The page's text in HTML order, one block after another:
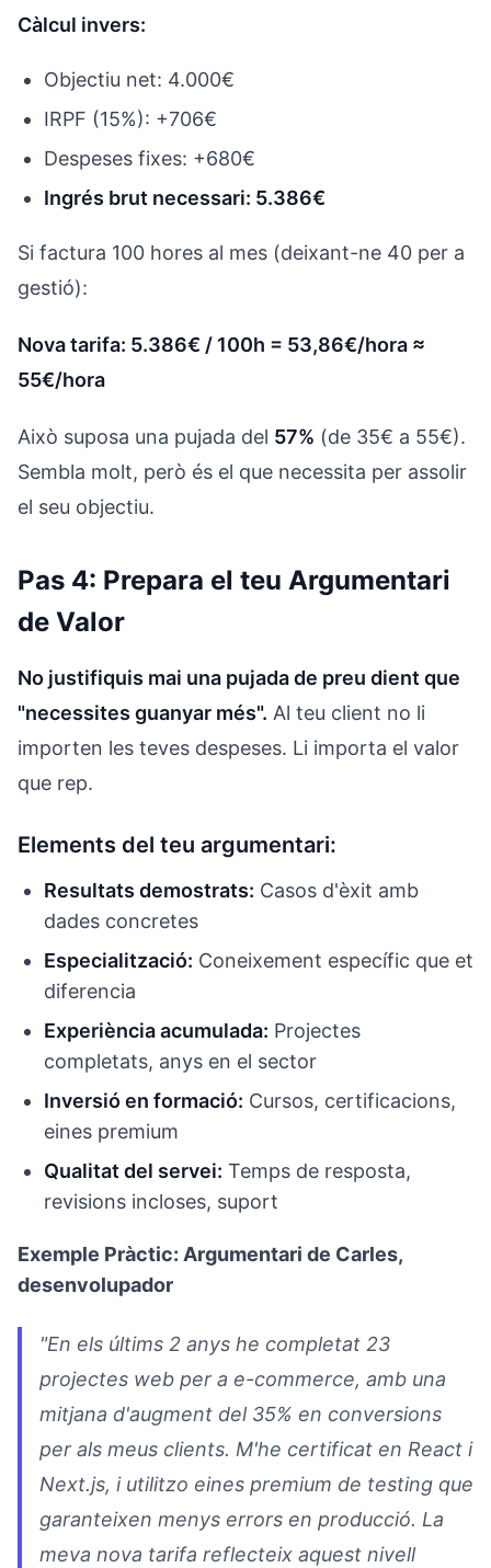
Càlcul invers:
Objectiu net: 4.000€
IRPF (15%): +706€
Despeses fixes: +680€
Ingrés brut necessari: 5.386€
Si factura 100 hores al mes (deixant-ne 40 per a
gestió):
Nova tarifa: 5.386€ / 100h = 53,86€/hora ≈
55€/hora
Això suposa una pujada del 57% (de 35€ a 55€).
Sembla molt, però és el que necessita per assolir
el seu objectiu.
Pas 4: Prepara el teu Argumentari
de Valor
No justifiquis mai una pujada de preu dient que
"necessites guanyar més". Al teu client no li
importen les teves despeses. Li importa el valor
que rep.
Elements del teu argumentari:
Resultats demostrats: Casos d'èxit amb
dades concretes
Especialització: Coneixement específic que et
diferencia
Experiència acumulada: Projectes
completats, anys en el sector
Inversió en formació: Cursos, certificacions,
eines premium
Qualitat del servei: Temps de resposta,
revisions incloses, suport
Exemple Pràctic: Argumentari de Carles,
desenvolupador
"En els últims 2 anys he completat 23
projectes web per a e-commerce, amb una
mitjana d'augment del 35% en conversions
per als meus clients. M'he certificat en React i
Next.js, i utilitzo eines premium de testing que
garanteixen menys errors en producció. La
meva nova tarifa reflecteix aquest nivell